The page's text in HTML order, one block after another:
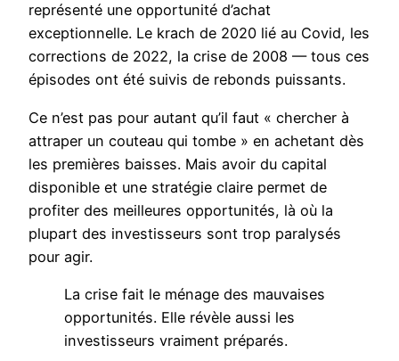
représenté une opportunité d’achat
exceptionnelle. Le krach de 2020 lié au Covid, les
corrections de 2022, la crise de 2008 — tous ces
épisodes ont été suivis de rebonds puissants.
Ce n’est pas pour autant qu’il faut « chercher à
attraper un couteau qui tombe » en achetant dès
les premières baisses. Mais avoir du capital
disponible et une stratégie claire permet de
profiter des meilleures opportunités, là où la
plupart des investisseurs sont trop paralysés
pour agir.
La crise fait le ménage des mauvaises
opportunités. Elle révèle aussi les
investisseurs vraiment préparés.